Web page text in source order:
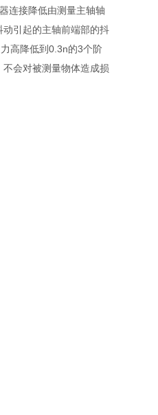
连接降低由测量主轴轴
引起的主轴前端部的抖
高降低到0.3n的3个阶
会对被测量物体造成损